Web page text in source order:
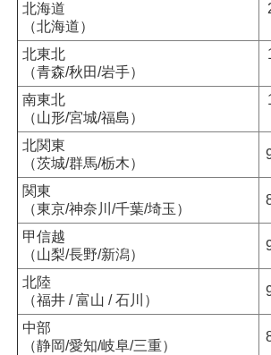
北海道
（北海道）
北東北
（青森/秋田/岩手）
南東北
（山形/宮城/福島）
北関東
（茨城/群馬/栃木）
関東
（東京/神奈川/千葉/埼玉）
甲信越
（山梨/長野/新潟）
北陸
（福井 / 富山 / 石川）
中部
（静岡/愛知/岐阜/三重）